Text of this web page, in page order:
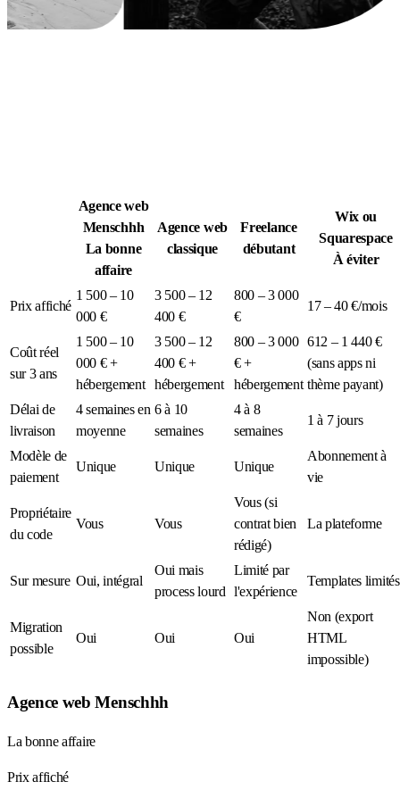
Agence web
Menschhh
La bonne
affaire
Agence web
classique
Freelance
débutant
Wix ou
Squarespace
À éviter
Prix affiché
1 500 – 10
000 €
3 500 – 12
400 €
800 – 3 000
€
17 – 40 €/mois
Coût réel
sur 3 ans
1 500 – 10
000 € +
hébergement
3 500 – 12
400 € +
hébergement
800 – 3 000
€ +
hébergement
612 – 1 440 €
(sans apps ni
thème payant)
Délai de
livraison
4 semaines en
moyenne
6 à 10
semaines
4 à 8
semaines
1 à 7 jours
Modèle de
paiement
Unique Unique Unique
Abonnement à
vie
Propriétaire
du code
Vous Vous
Vous (si
contrat bien
rédigé)
La plateforme
Sur mesure Oui, intégral
Oui mais
process lourd
Limité par
l'expérience
Templates limités
Migration
possible
Oui Oui Oui
Non (export
HTML
impossible)
Agence web Menschhh
La bonne affaire
Prix affiché